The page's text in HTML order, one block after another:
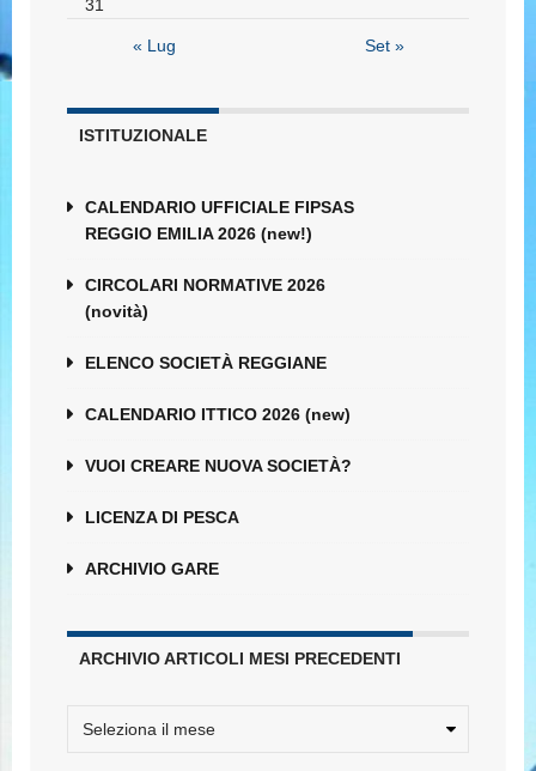
31
« Lug Set »
ISTITUZIONALE
CALENDARIO UFFICIALE FIPSAS
REGGIO EMILIA 2026 (new!)
CIRCOLARI NORMATIVE 2026
(novità)
ELENCO SOCIETÀ REGGIANE
CALENDARIO ITTICO 2026 (new)
VUOI CREARE NUOVA SOCIETÀ?
LICENZA DI PESCA
ARCHIVIO GARE
ARCHIVIO ARTICOLI MESI PRECEDENTI